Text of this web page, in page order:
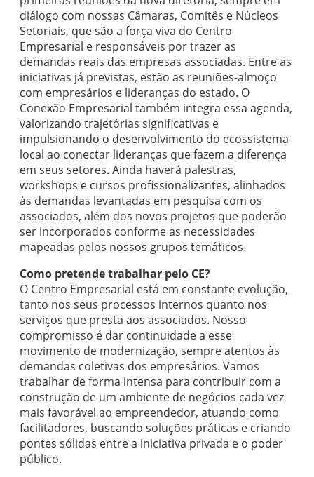
diálogo com nossas Câmaras, Comitês e Núcleos
Setoriais, que são a força viva do Centro
Empresarial e responsáveis por trazer as
demandas reais das empresas associadas. Entre as
iniciativas já previstas, estão as reuniões-almoço
com empresários e lideranças do estado. O
Conexão Empresarial também integra essa agenda,
valorizando trajetórias significativas e
impulsionando o desenvolvimento do ecossistema
local ao conectar lideranças que fazem a diferença
em seus setores. Ainda haverá palestras,
workshops e cursos profissionalizantes, alinhados
às demandas levantadas em pesquisa com os
associados, além dos novos projetos que poderão
ser incorporados conforme as necessidades
mapeadas pelos nossos grupos temáticos.
Como pretende trabalhar pelo CE?
O Centro Empresarial está em constante evolução,
tanto nos seus processos internos quanto nos
serviços que presta aos associados. Nosso
compromisso é dar continuidade a esse
movimento de modernização, sempre atentos às
demandas coletivas dos empresários. Vamos
trabalhar de forma intensa para contribuir com a
construção de um ambiente de negócios cada vez
mais favorável ao empreendedor, atuando como
facilitadores, buscando soluções práticas e criando
pontes sólidas entre a iniciativa privada e o poder
público.